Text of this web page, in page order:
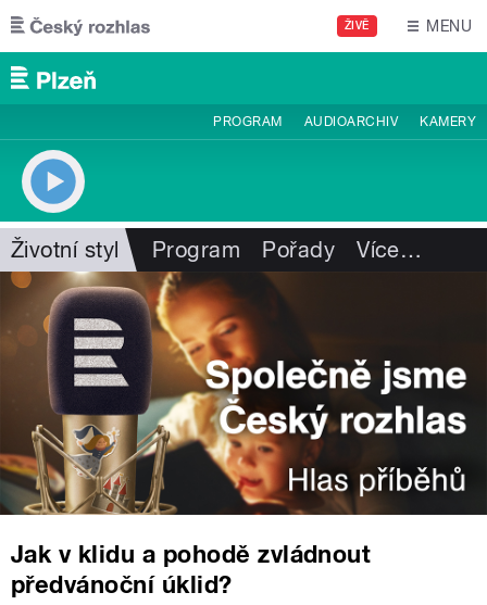
Přejít k hlavnímu obsahu
ŽIVĚ MENU
PROGRAM AUDIOARCHIV KAMERY
Životní styl Program Pořady Více…
Jak v klidu a pohodě zvládnout
předvánoční úklid?